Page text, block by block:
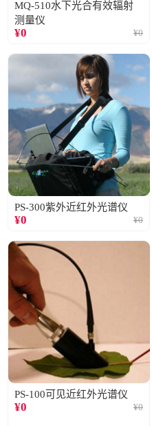
MQ-510水下光合有效辐射
测量仪
¥0 ¥0
PS-300紫外近红外光谱仪
¥0 ¥0
PS-100可见近红外光谱仪
¥0 ¥0